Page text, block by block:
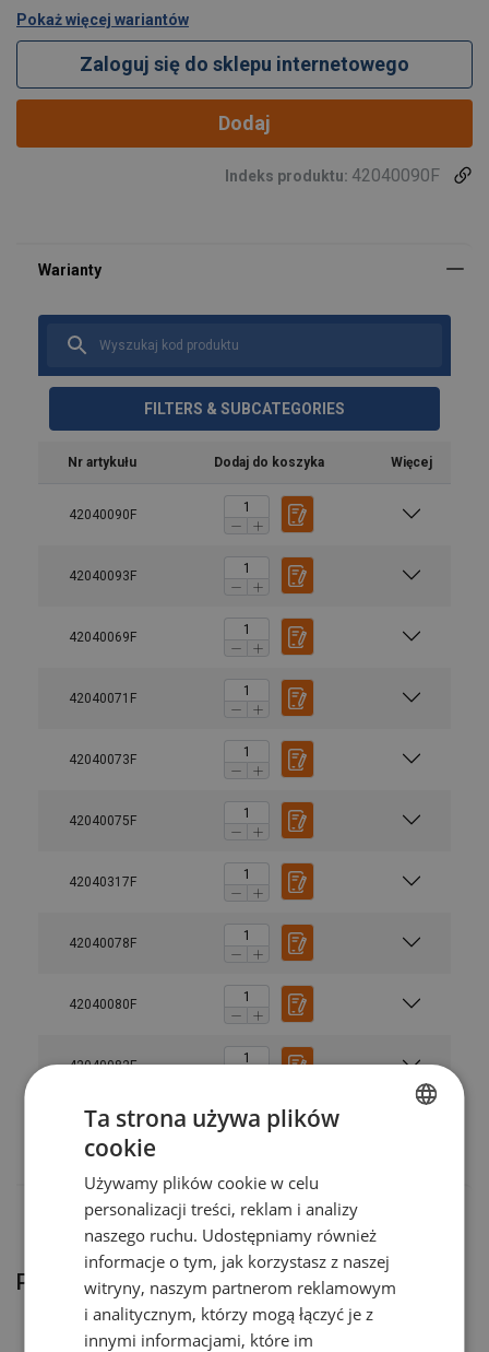
Pokaż więcej wariantów
Zaloguj się do sklepu internetowego
Dodaj
Indeks produktu: 42040090F
FILTERS & SUBCATEGORIES
Nr artykułu Dodaj do koszyka Więcej
42040090F
42040093F
42040069F
42040071F
42040073F
42040075F
42040317F
42040078F
42040080F
42040082F
42040084F
Zakres temperatur:
standard:
Produkty powiązane
ENGLISH TRANSLATION
Ta strona używa plików
cookie
Używamy plików cookie w celu
personalizacji treści, reklam i analizy
naszego ruchu. Udostępniamy również
informacje o tym, jak korzystasz z naszej
witryny, naszym partnerom reklamowym
i analitycznym, którzy mogą łączyć je z
innymi informacjami, które im